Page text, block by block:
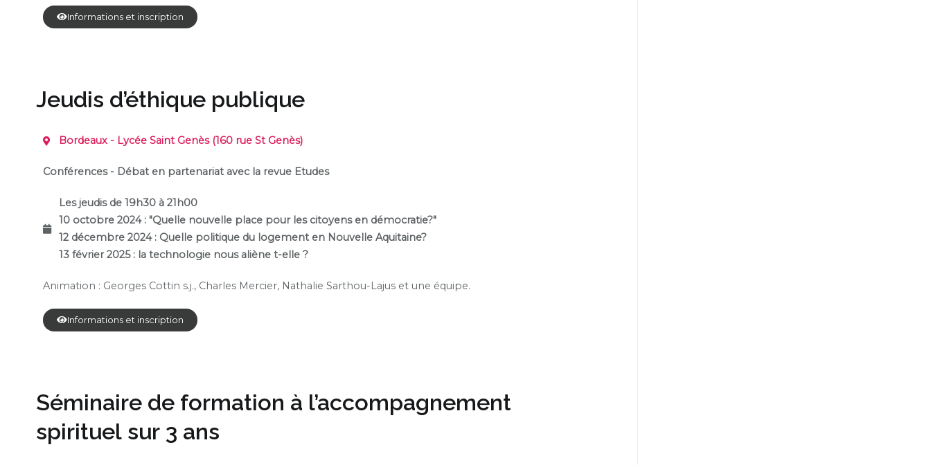
Informations et inscription
Jeudis d’éthique publique
Bordeaux - Lycée Saint Genès (160 rue St Genès)
Conférences - Débat en partenariat avec la revue Etudes
Les jeudis de 19h30 à 21h00
10 octobre 2024 : "Quelle nouvelle place pour les citoyens en démocratie?"
12 décembre 2024 : Quelle politique du logement en Nouvelle Aquitaine?
13 février 2025 : la technologie nous aliène t-elle ?
Animation : Georges Cottin s.j., Charles Mercier, Nathalie Sarthou-Lajus et une équipe.
Informations et inscription
Séminaire de formation à l’accompagnement
spirituel sur 3 ans